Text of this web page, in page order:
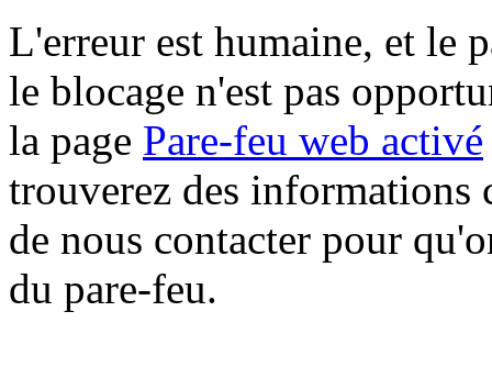
L'erreur est humaine, et le
le blocage n'est pas
la page Pare-feu web activé
trouverez des informations
de nous contacter pour
du pare-feu.